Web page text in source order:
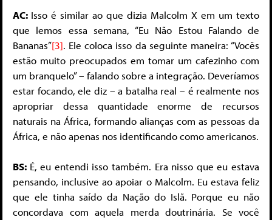
AC: Isso é similar ao que dizia Malcolm X em um texto
que lemos essa semana, “Eu Não Estou Falando de
Bananas”[3]. Ele coloca isso da seguinte maneira: “Vocês
estão muito preocupados em tomar um cafezinho com
um branquelo” – falando sobre a integração. Deveríamos
estar focando, ele diz – a batalha real – é realmente nos
apropriar dessa quantidade enorme de recursos
naturais na África, formando alianças com as pessoas da
África, e não apenas nos identificando como americanos.
BS: É, eu entendi isso também. Era nisso que eu estava
pensando, inclusive ao apoiar o Malcolm. Eu estava feliz
que ele tinha saído da Nação do Islã. Porque eu não
concordava com aquela merda doutrinária. Se você